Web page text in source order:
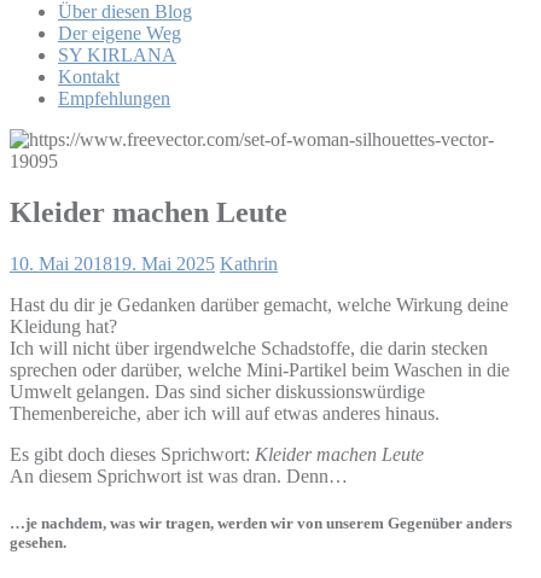
Über diesen Blog
Der eigene Weg
SY KIRLANA
Kontakt
Empfehlungen
Kleider machen Leute
10. Mai 201819. Mai 2025 Kathrin
Hast du dir je Gedanken darüber gemacht, welche Wirkung deine
Kleidung hat?
Ich will nicht über irgendwelche Schadstoffe, die darin stecken
sprechen oder darüber, welche Mini-Partikel beim Waschen in die
Umwelt gelangen. Das sind sicher diskussionswürdige
Themenbereiche, aber ich will auf etwas anderes hinaus.
Es gibt doch dieses Sprichwort: Kleider machen Leute
An diesem Sprichwort ist was dran. Denn…
…je nachdem, was wir tragen, werden wir von unserem Gegenüber anders
gesehen.